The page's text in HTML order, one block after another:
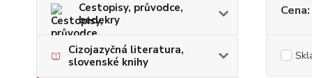
Cestopisy, průvodce,
bedekry
Cizojazyčná literatura,
slovenské knihy
Cena: